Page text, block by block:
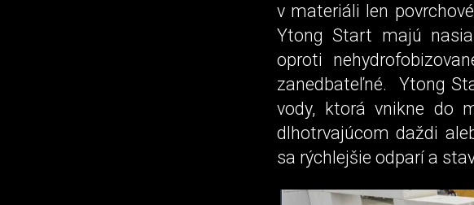
v materiáli len
Ytong Start majú
oproti
zanedbateľné. Ytong
vody, ktorá vnikne do
dlhotrvajúcom daždi
sa rýchlejšie odparí a